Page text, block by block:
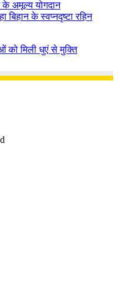
बिहान के स्वप्नदृष्टा रहिन
को मिली धुएं से मुक्ति